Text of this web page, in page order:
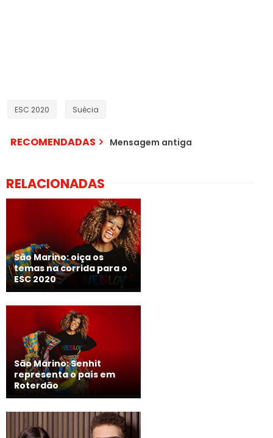
ESC 2020 Suécia
RECOMENDADAS Mensagem antiga
RELACIONADAS
São Marino: oiça os
temas na corrida para o
ESC 2020
São Marino: Senhit
representa o país em
Roterdão